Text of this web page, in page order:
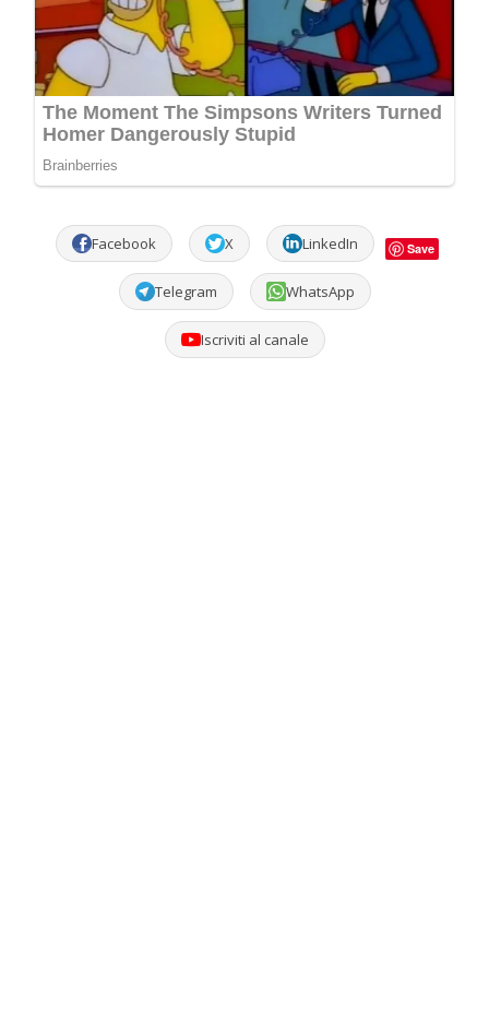
Facebook X LinkedIn Save
Telegram WhatsApp
Iscriviti al canale